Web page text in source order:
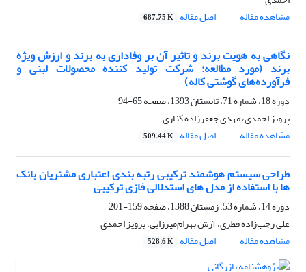
مشاهده مقاله
اصل مقاله 687.75 K
نگاهی به هویت برند و تاثیر آن بر وفاداری به برند و ارزش ویژه
برند (مورد مطالعه: شرکت تولید کننده محصولات لبنی و
فرآورده‌های گوشتی کاله)
دوره 18، شماره 71، تابستان 1393، صفحه
65-94
پرویز احمدی، مهدی جعفرزاده کناری
مشاهده مقاله
اصل مقاله 509.44 K
طراحی سیستم هوشمند ترکیبی رتبه بندی اعتباری مشتریان بانک
ها با استفاده از مدل های استدلالی فازی ترکیبی
دوره 14، شماره 53، زمستان 1388، صفحه
159-201
علی رجب‌زاده قطری، آرش بهرام‌میرزایی، پرویز احمدی
مشاهده مقاله
اصل مقاله 528.6 K